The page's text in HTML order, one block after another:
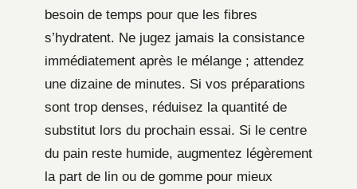
besoin de temps pour que les fibres
s’hydratent. Ne jugez jamais la consistance
immédiatement après le mélange ; attendez
une dizaine de minutes. Si vos préparations
sont trop denses, réduisez la quantité de
substitut lors du prochain essai. Si le centre
du pain reste humide, augmentez légèrement
la part de lin ou de gomme pour mieux